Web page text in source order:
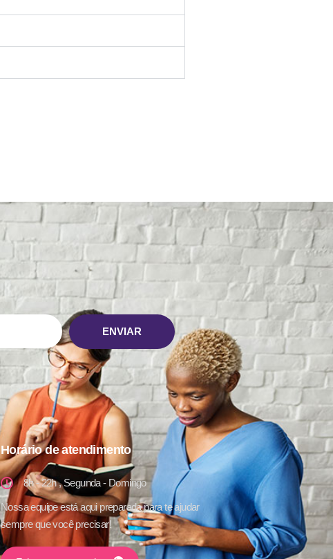
ENVIAR
Horário de atendimento
8h - 22h , Segunda - Domingo
Nossa equipe está aqui preparada para te ajudar
sempre que você precisar!